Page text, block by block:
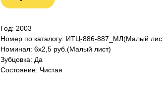
Год: 2003
Номер по каталогу: ИТЦ-886-887_МЛ(Малый
Номинал: 6х2,5 руб.(Малый лист)
Зубцовка: Да
Состояние: Чистая